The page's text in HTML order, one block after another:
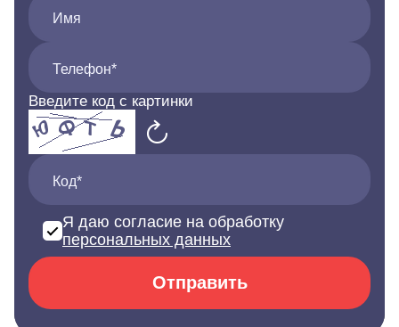
Имя
Телефон*
Введите код с картинки
Код*
Я даю согласие на обработку
персональных данных
Отправить